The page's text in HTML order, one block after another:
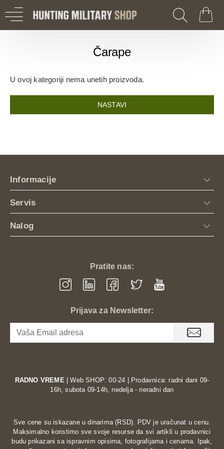
Čarape
U ovoj kategoriji nema unetih proizvoda.
NASTAVI
Informacije
Servis
Nalog
Pratite nas:
Prijava za Newsletter:
RADNO VREME| Web SHOP: 00-24 | Prodavnica: radni dani 09-
16h, subota 09-14h, nedelja - neradni dan
Sve cene su iskazane u dinarima (RSD). PDV je uračunat u cenu.
Maksimalno koristimo sve svoje resurse da svi artikli u prodavnici
budu prikazani sa ispravnim opisima, fotografijama i cenama. Ipak,